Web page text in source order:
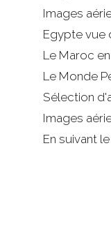
Images
Egypte vue
Le Maroc
Le Monde
Sélection
Images
En suivant